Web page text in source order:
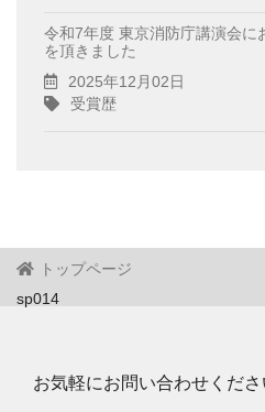
令和7年度 東京消防庁講演会に
を頂きました
2025年12月02日
受賞歴
トップページ
sp014
お気軽にお問い合わせくださ